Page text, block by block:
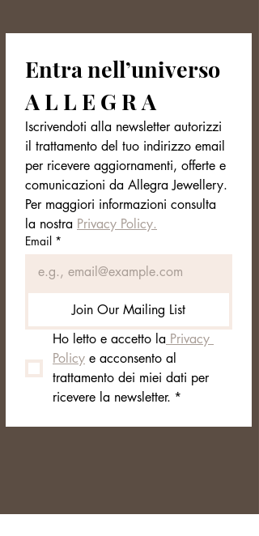
Entra nell’universo
A L L E G R A
Iscrivendoti alla newsletter autorizzi
il trattamento del tuo indirizzo email
per ricevere aggiornamenti, offerte e
comunicazioni da Allegra Jewellery.
Per maggiori informazioni consulta
la nostra Privacy Policy.
Email *
Join Our Mailing List
Ho letto e accetto la Privacy
Policy e acconsento al
trattamento dei miei dati per
ricevere la newsletter. *